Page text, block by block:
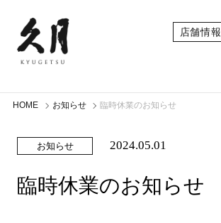
店舗情報
HOME お知らせ 臨時休業のお知らせ
お知らせ 2024.05.01
臨時休業のお知らせ